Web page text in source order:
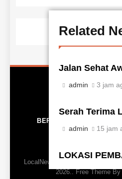
Related
Jalan Sehat
admin 3 jam
Serah Terima
admin 15 jam
LOKASI
admin 16 jam
BERANDA
LocalNews - Modern WordPress
2026.. Free Theme By